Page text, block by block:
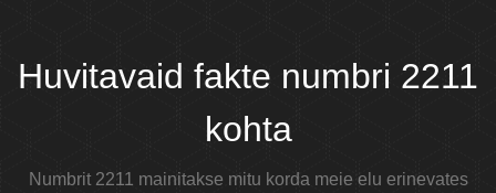
Huvitavaid fakte numbri 2211
kohta
Numbrit 2211 mainitakse mitu korda meie elu erinevates